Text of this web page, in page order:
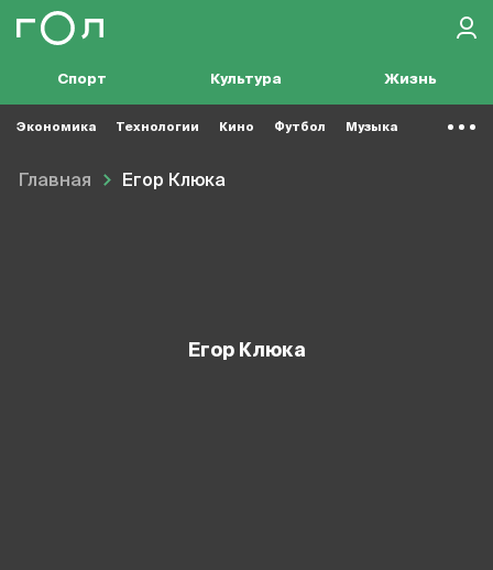
Спорт Культура Жизнь
Экономика Технологии Кино Футбол Музыка
Главная Егор Клюка
Егор Клюка